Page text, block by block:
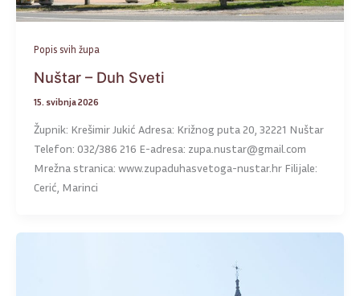
Popis svih župa
Nuštar – Duh Sveti
15. svibnja 2026
Župnik: Krešimir Jukić Adresa: Križnog puta 20, 32221 Nuštar
Telefon: 032/386 216 E-adresa: zupa.nustar@gmail.com
Mrežna stranica: www.zupaduhasvetoga-nustar.hr Filijale:
Cerić, Marinci